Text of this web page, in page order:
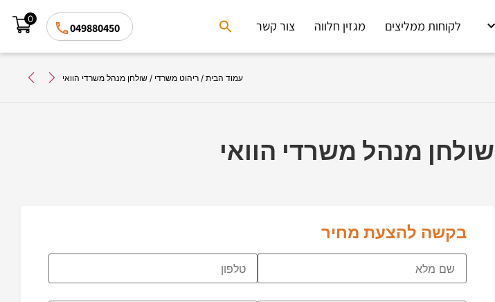
לקוחות ממליצים מגזין חלווה צור קשר
Search
for:
049880450
0
עמוד הבית / ריהוט משרדי / שולחן מנהל משרדי הוואי
שולחן מנהל משרדי הוואי
בקשה להצעת מחיר